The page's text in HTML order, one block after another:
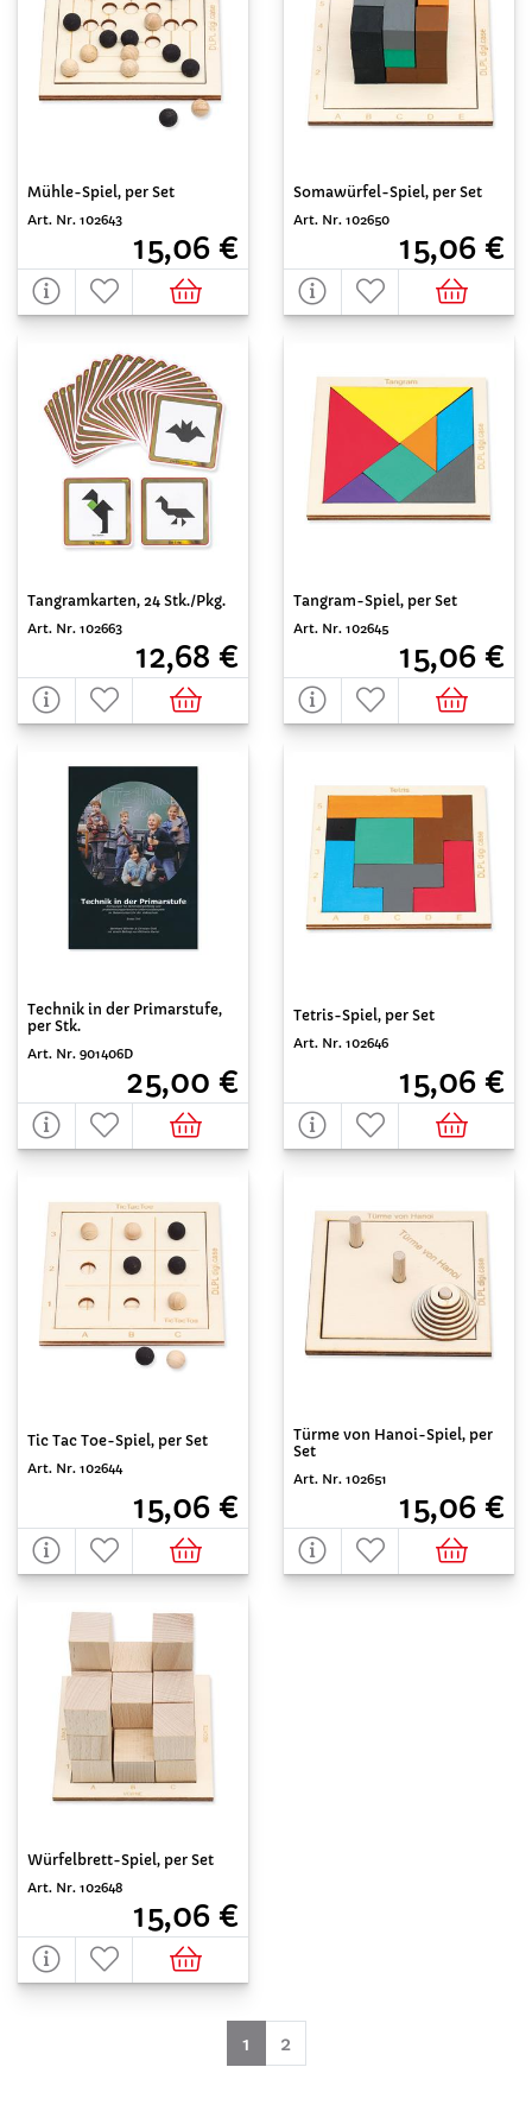
Mühle-Spiel, per Set
Art. Nr. 102643
15,06 €
Somawürfel-Spiel, per Set
Art. Nr. 102650
15,06 €
Tangramkarten, 24 Stk./Pkg.
Art. Nr. 102663
12,68 €
Tangram-Spiel, per Set
Art. Nr. 102645
15,06 €
Technik in der Primarstufe,
per Stk.
Art. Nr. 901406D
25,00 €
Tetris-Spiel, per Set
Art. Nr. 102646
15,06 €
Tic Tac Toe-Spiel, per Set
Art. Nr. 102644
15,06 €
Türme von Hanoi-Spiel, per
Set
Art. Nr. 102651
15,06 €
Würfelbrett-Spiel, per Set
Art. Nr. 102648
15,06 €
1 (aktuell)
2